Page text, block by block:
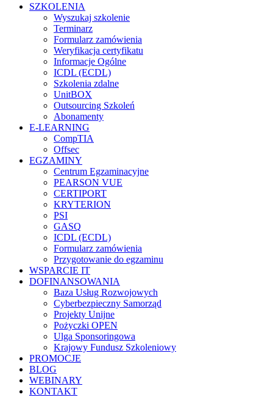
SZKOLENIA
Wyszukaj szkolenie
Terminarz
Formularz zamówienia
Weryfikacja certyfikatu
Informacje Ogólne
ICDL (ECDL)
Szkolenia zdalne
UnitBOX
Outsourcing Szkoleń
Abonamenty
E-LEARNING
CompTIA
Offsec
EGZAMINY
Centrum Egzaminacyjne
PEARSON VUE
CERTIPORT
KRYTERION
PSI
GASQ
ICDL (ECDL)
Formularz zamówienia
Przygotowanie do egzaminu
WSPARCIE IT
DOFINANSOWANIA
Baza Usług Rozwojowych
Cyberbezpieczny Samorząd
Projekty Unijne
Pożyczki OPEN
Ulga Sponsoringowa
Krajowy Fundusz Szkoleniowy
PROMOCJE
BLOG
WEBINARY
KONTAKT